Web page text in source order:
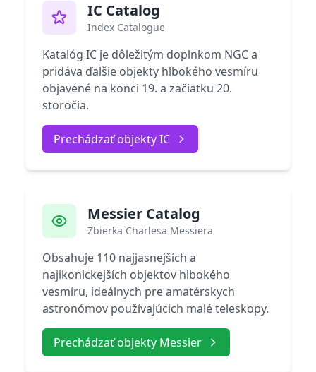
IC Catalog
Index Catalogue
Katalóg IC je dôležitým doplnkom NGC a
pridáva ďalšie objekty hlbokého vesmíru
objavené na konci 19. a začiatku 20.
storočia.
Prechádzať objekty IC
Messier Catalog
Zbierka Charlesa Messiera
Obsahuje 110 najjasnejších a
najikonickejších objektov hlbokého
vesmíru, ideálnych pre amatérskych
astronómov používajúcich malé teleskopy.
Prechádzať objekty Messier